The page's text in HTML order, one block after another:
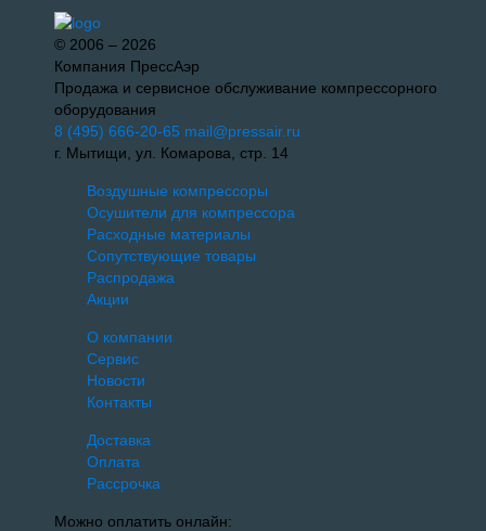
© 2006 – 2026
Компания ПрессАэр
Продажа и сервисное обслуживание компрессорного
оборудования
8 (495) 666-20-65 mail@pressair.ru
г. Мытищи, ул. Комарова, стр. 14
Воздушные компрессоры
Осушители для компрессора
Расходные материалы
Сопутствующие товары
Распродажа
Акции
О компании
Сервис
Новости
Контакты
Доставка
Оплата
Рассрочка
Можно оплатить онлайн: